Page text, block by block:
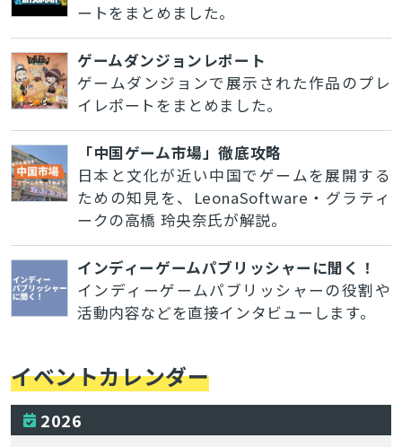
ートをまとめました。
ゲームダンジョンレポート
ゲームダンジョンで展示された作品のプレ
イレポートをまとめました。
「中国ゲーム市場」徹底攻略
日本と文化が近い中国でゲームを展開する
ための知見を、LeonaSoftware・グラティ
ークの高橋 玲央奈氏が解説。
インディーゲームパブリッシャーに聞く！
インディーゲームパブリッシャーの役割や
活動内容などを直接インタビューします。
イベントカレンダー
2026